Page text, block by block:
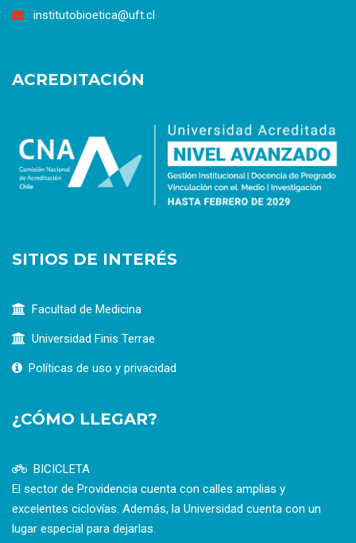
institutobioetica@uft.cl
ACREDITACIÓN
SITIOS DE INTERÉS
Facultad de Medicina
Universidad Finis Terrae
Políticas de uso y privacidad
¿CÓMO LLEGAR?
BICICLETA
El sector de Providencia cuenta con calles amplias y
excelentes ciclovías. Además, la Universidad cuenta con un
lugar especial para dejarlas.